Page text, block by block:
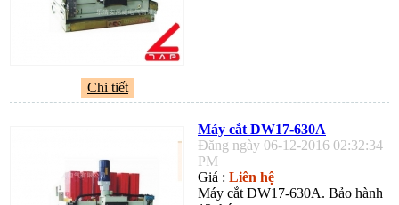
Chi tiết
Máy cắt DW17-630A
Đăng ngày 06-12-2016 02:32:34
PM
Giá : Liên hệ
Máy cắt DW17-630A. Bảo hành